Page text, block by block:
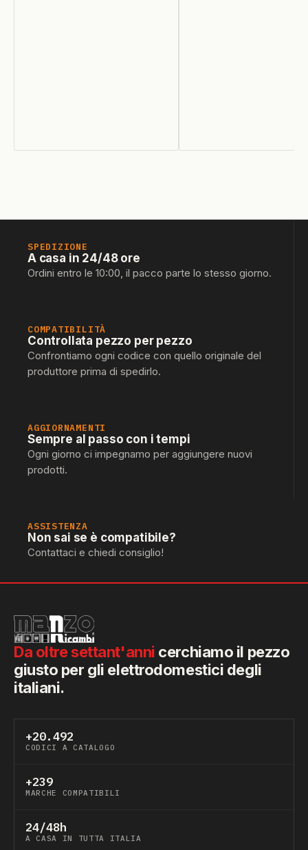
SPEDIZIONE
A casa in 24/48 ore
Ordini entro le 10:00, il pacco parte lo stesso giorno.
COMPATIBILITÀ
Controllata pezzo per pezzo
Confrontiamo ogni codice con quello originale del
produttore prima di spedirlo.
AGGIORNAMENTI
Sempre al passo con i tempi
Ogni giorno ci impegnamo per aggiungere nuovi
prodotti.
ASSISTENZA
Non sai se è compatibile?
Contattaci e chiedi consiglio!
Da oltre settant'anni cerchiamo il pezzo
giusto per gli elettrodomestici degli
italiani.
+20.492
CODICI A CATALOGO
+239
MARCHE COMPATIBILI
24/48h
A CASA IN TUTTA ITALIA